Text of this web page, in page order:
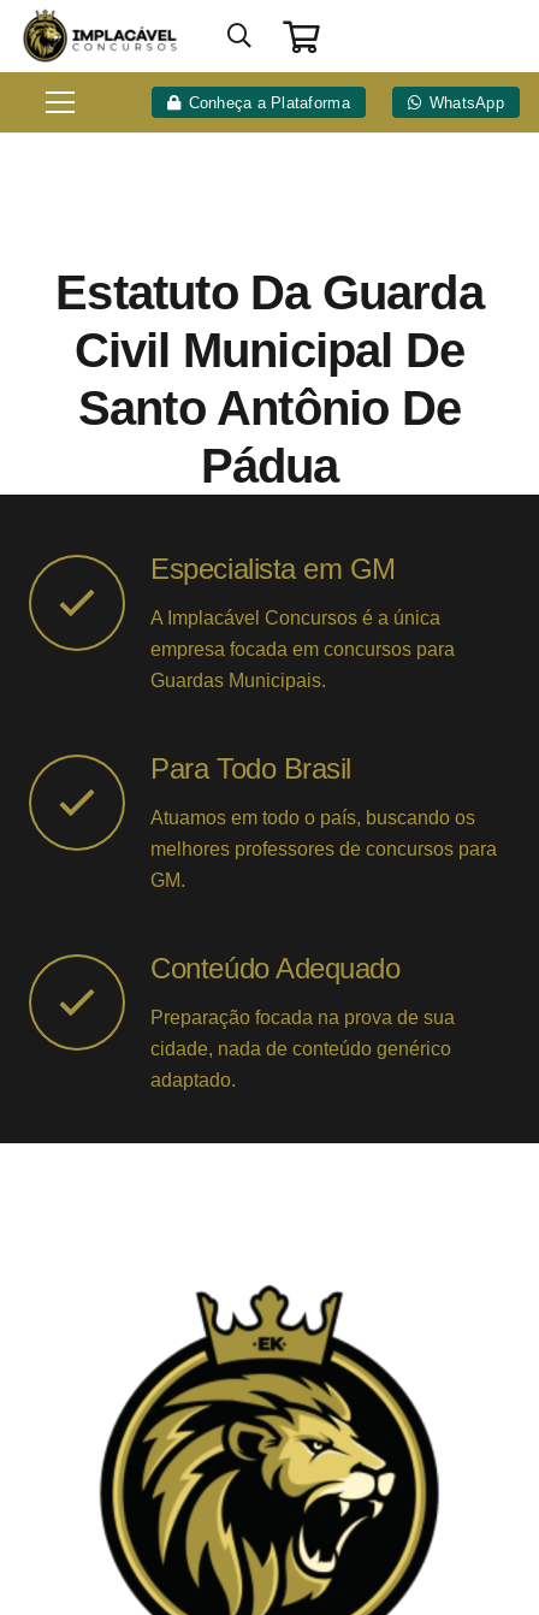
Conheça a Plataforma WhatsApp
Estatuto Da Guarda
Civil Municipal De
Santo Antônio De
Pádua
Especialista em GM
A Implacável Concursos é a única
empresa focada em concursos para
Guardas Municipais.
Para Todo Brasil
Atuamos em todo o país, buscando os
melhores professores de concursos para
GM.
Conteúdo Adequado
Preparação focada na prova de sua
cidade, nada de conteúdo genérico
adaptado.